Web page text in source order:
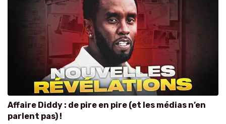
Affaire Diddy : de pire en pire (et les médias n’en
parlent pas) !